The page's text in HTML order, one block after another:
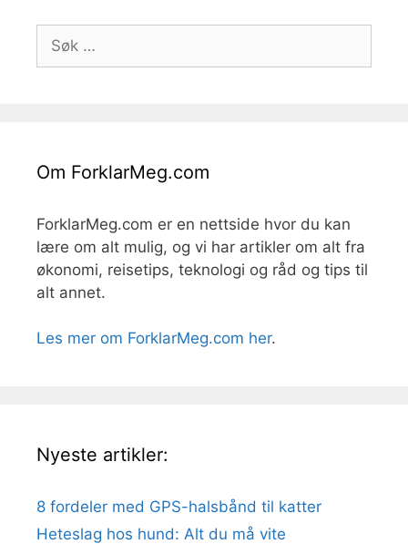
etter:
Om ForklarMeg.com
ForklarMeg.com er en nettside hvor du kan
lære om alt mulig, og vi har artikler om alt fra
økonomi, reisetips, teknologi og råd og tips til
alt annet.
Les mer om ForklarMeg.com her.
Nyeste artikler:
8 fordeler med GPS-halsbånd til katter
Heteslag hos hund: Alt du må vite